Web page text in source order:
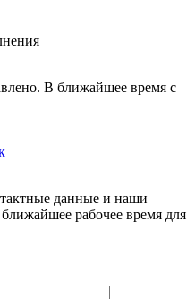
В ближайшее время с
данные и наши
рабочее время для